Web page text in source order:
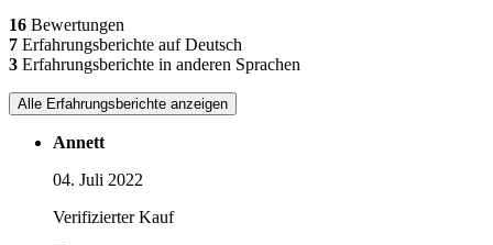
16 Bewertungen
7 Erfahrungsberichte auf Deutsch
3 Erfahrungsberichte in anderen Sprachen
Alle Erfahrungsberichte anzeigen
Annett
04. Juli 2022
Verifizierter Kauf